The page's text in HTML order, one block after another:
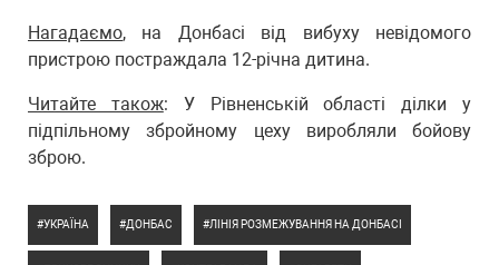
Нагадаємо, на Донбасі від вибуху невідомого
пристрою постраждала 12-річна дитина.
Читайте також: У Рівненській області ділки у
підпільному збройному цеху виробляли бойову
зброю.
УКРАЇНА ДОНБАС ЛІНІЯ РОЗМЕЖУВАННЯ НА ДОНБАСІ